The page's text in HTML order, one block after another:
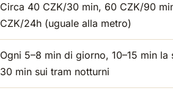
Circa 40 CZK/30 min, 60 CZK/90
CZK/24h (uguale alla metro)
Ogni 5–8 min di giorno, 10–15 min la
30 min sui tram notturni